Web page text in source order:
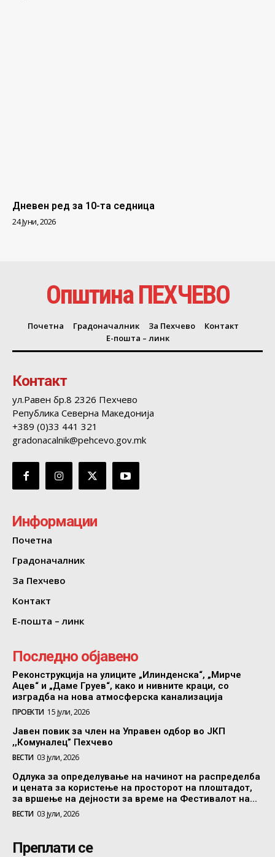
Дневен ред за 10-та седница
24 Јуни, 2026
Општина ПЕХЧЕВО
Почетна Градоначалник За Пехчево
Контакт
Е-пошта – линк
Контакт
ул.Равен бр.8 2326 Пехчево
Република Северна Македонија
+389 (0)33 441 321
gradonacalnik@pehcevo.gov.mk
Информации
Почетна
Градоначалник
За Пехчево
Контакт
Е-пошта – линк
Последно објавено
Реконструкција на улиците „Илинденска“, „Мирче
Ацев“ и „Даме Груев“, како и нивните краци, со
изградба на нова атмосферска канализација
ПРОЕКТИ 15 јули, 2026
Јавен повик за член на Управен одбор во ЈКП
,,Комуналец” Пехчево
ВЕСТИ 03 јули, 2026
Одлука за определување на начинот на распределба
и цената за користење на просторот на плоштадот,
за вршење на дејности за време на Фестивалот на...
ВЕСТИ 03 јули, 2026
Преплати се